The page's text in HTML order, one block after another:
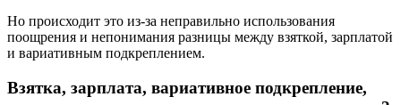
Но происходит это из-за неправильно использования
поощрения и непонимания разницы между взяткой, зарплатой
и вариативным подкреплением.
Взятка, зарплата, вариативное подкрепление,